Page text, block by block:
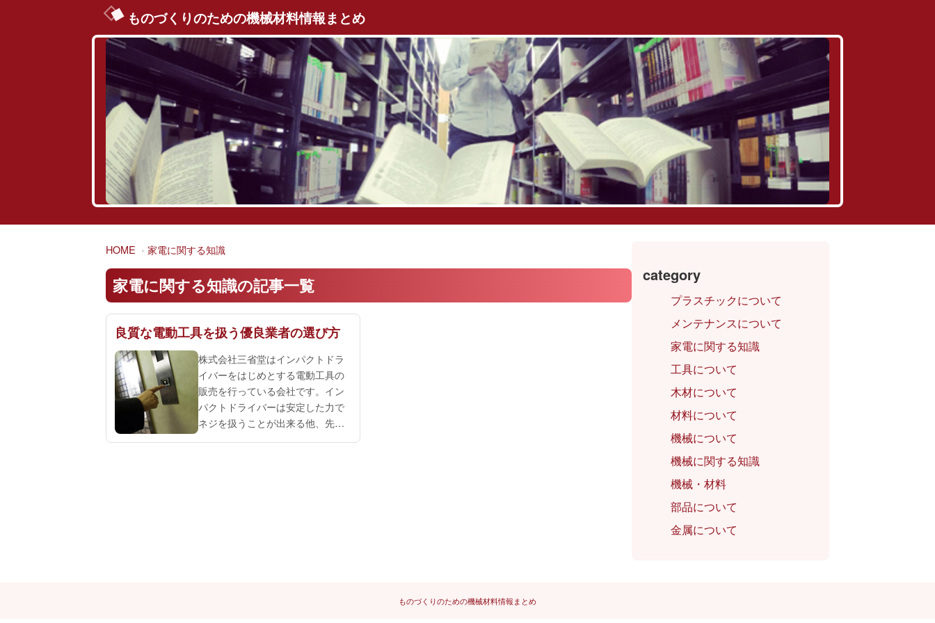
ものづくりのための機械材料情報まとめ
HOME 家電に関する知識
家電に関する知識の記事一覧
良質な電動工具を扱う優良業者の選び方
株式会社三省堂はインパクトドラ
イバーをはじめとする電動工具の
販売を行っている会社です。イン
パクトドライバーは安定した力で
ネジを扱うことが出来る他、先端
category
プラスチックについて
メンテナンスについて
家電に関する知識
工具について
木材について
材料について
機械について
機械に関する知識
機械・材料
部品について
金属について
ものづくりのための機械材料情報まとめ